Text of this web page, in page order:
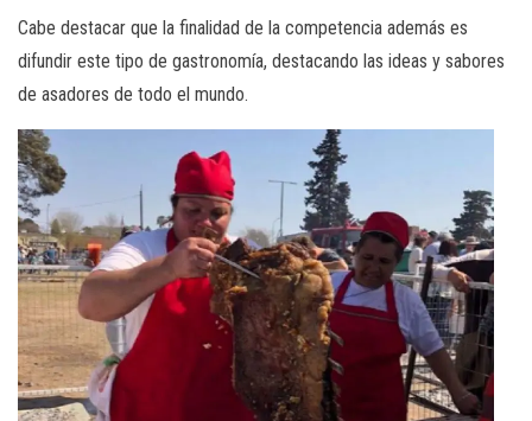
Cabe destacar que la finalidad de la competencia además es
difundir este tipo de gastronomía, destacando las ideas y sabores
de asadores de todo el mundo.